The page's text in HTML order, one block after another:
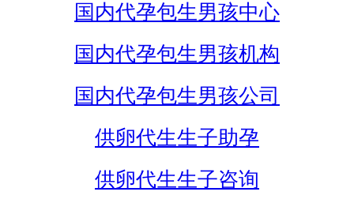
国内代孕包生男孩中心
国内代孕包生男孩机构
国内代孕包生男孩公司
供卵代生生子助孕
供卵代生生子咨询